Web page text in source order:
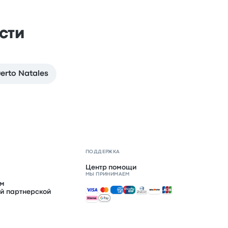
Natales
партнерской
ПОДДЕРЖКА
Центр помощи
МЫ ПРИНИМАЕМ
Принимаемые способы оплаты